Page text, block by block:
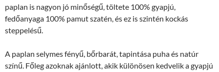
paplan is nagyon jó minőségű, töltete 100% gyapjú,
fedőanyaga 100% pamut szatén, és ez is szintén kockás
steppelésű.
A paplan selymes fényű, bőrbarát, tapintása puha és natúr
színű. Főleg azoknak ajánlott, akik különösen kedvelik a gyapjú